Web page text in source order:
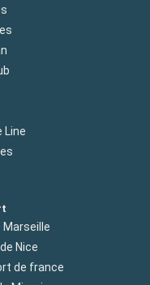
Line
Marseille
Nice
de france